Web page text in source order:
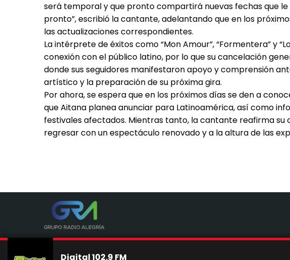
será temporal y que pronto compartirá nuevas fechas que le
pronto”, escribió la cantante, adelantando que en los
las actualizaciones correspondientes.
La intérprete de éxitos como “Mon Amour”, “Formentera” y
conexión con el público latino, por lo que su cancelación
donde sus seguidores manifestaron apoyo y comprensión
artístico y la preparación de su próxima gira.
Por ahora, se espera que en los próximos días se den a
que Aitana planea anunciar para Latinoamérica, así como
festivales afectados. Mientras tanto, la cantante reafirma
regresar con un espectáculo renovado y a la altura de las
Digital 102.9 FM